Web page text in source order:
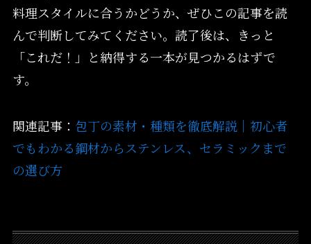
料理スタイルに合うかどうか、ぜひこの記事を読
んで判断してみてください。読了後は、きっと
「これだ！」と納得する一本が見つかるはずで
す。
関連記事： 包丁の素材・種類を徹底解説｜初心者
でもわかる鋼材からステンレス、セラミックまで
の選び方